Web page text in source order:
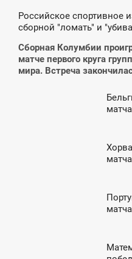
Российское спортивное
сборной "ломать" и
Сборная Колумбии
матче первого круга
мира. Встреча